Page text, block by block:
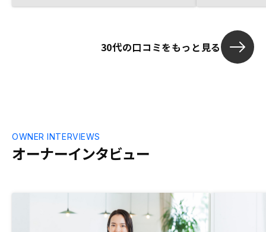
30代の口コミをもっと見る
オーナーインタビュー
OWNER INTERVIEWS